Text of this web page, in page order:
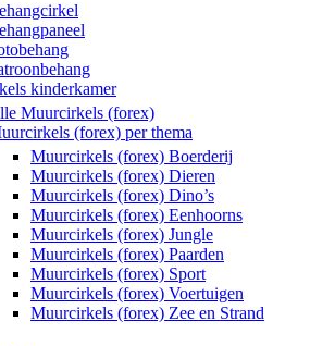
kinderkamer
Muurcirkels (forex)
(forex) per thema
Muurcirkels (forex) Boerderij
Muurcirkels (forex) Dieren
Muurcirkels (forex) Dino’s
Muurcirkels (forex) Eenhoorns
Muurcirkels (forex) Jungle
Muurcirkels (forex) Paarden
Muurcirkels (forex) Sport
Muurcirkels (forex) Voertuigen
Muurcirkels (forex) Zee en Strand